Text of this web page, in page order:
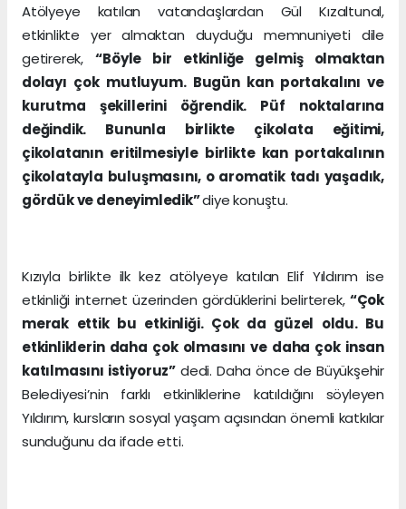
Atölyeye katılan vatandaşlardan Gül Kızaltunal,
etkinlikte yer almaktan duyduğu memnuniyeti dile
getirerek,“Böyle bir etkinliğe gelmiş olmaktan
dolayı çok mutluyum. Bugün kan portakalını ve
kurutma şekillerini öğrendik. Püf noktalarına
değindik. Bununla birlikte çikolata eğitimi,
çikolatanın eritilmesiyle birlikte kan portakalının
çikolatayla buluşmasını, o aromatik tadı yaşadık,
gördük ve deneyimledik”diye konuştu.
Kızıyla birlikte ilk kez atölyeye katılan Elif Yıldırım ise
etkinliği internet üzerinden gördüklerini belirterek, “Çok
merak ettik bu etkinliği. Çok da güzel oldu. Bu
etkinliklerin daha çok olmasını ve daha çok insan
katılmasını istiyoruz”dedi. Daha önce de Büyükşehir
Belediyesi’nin farklı etkinliklerine katıldığını söyleyen
Yıldırım, kursların sosyal yaşam açısından önemli katkılar
sunduğunu da ifade etti.